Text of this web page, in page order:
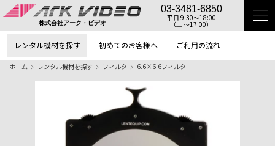
株式会社アーク・ビデオ
03-3481-6850
平日 9:30〜18:00
（土 〜17:00）
レンタル機材を探す 初めてのお客様へ ご利用の流れ
ホーム レンタル機材を探す フィルタ 6.6×6.6フィルタ